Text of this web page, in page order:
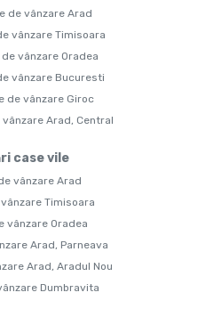
de vânzare Arad
vânzare Timisoara
vânzare Oradea
vânzare Bucuresti
de vânzare Giroc
Arad, Central
case vile
vânzare Arad
Timisoara
vânzare Oradea
Arad, Parneava
Arad, Aradul Nou
Dumbravita